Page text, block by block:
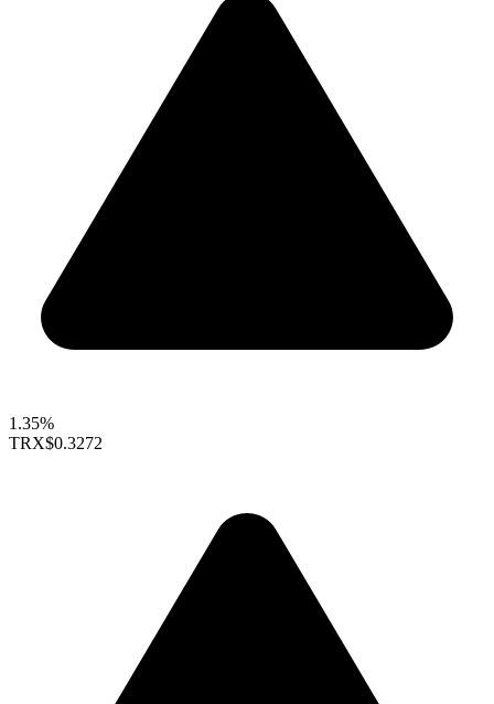
1.35%
TRX$0.3272